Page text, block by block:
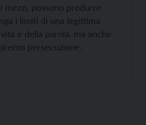
mezzi, possono produrre
i limiti di una legittima
e della parola, ma anche
persecuzione.